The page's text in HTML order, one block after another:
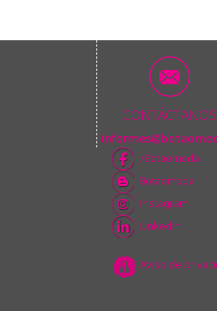
CONTÁCTANOS
/Botaomoda
Botaomoda
Instagram
Linkedin
Aviso de